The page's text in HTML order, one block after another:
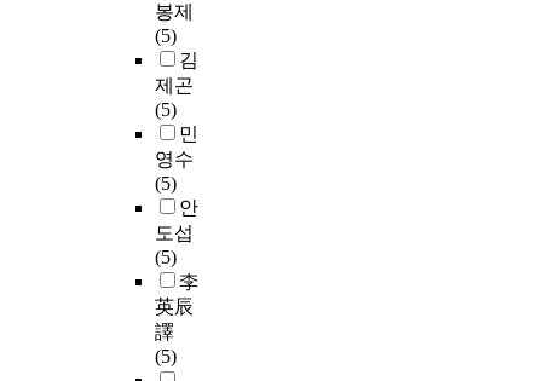
봉제
(5)
김
제곤
(5)
민
영수
(5)
안
도섭
(5)
李
英辰
譯
(5)